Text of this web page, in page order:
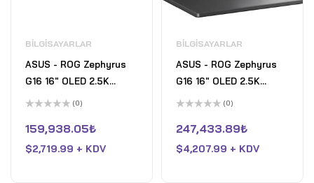
BILGISAYARLAR
ASUS - ROG Zephyrus
G16 16" OLED 2.5K
240Hz Gaming Laptop -
RAM - NVIDIA GeForce
RTX 5070 - 1TB SSD -
üzerinden
0
aldı
(0)
159,938.05₺
$2,719.99 + KDV
BILGISAYARLAR
ASUS - ROG Zephyrus
G16 16" OLED 2.5K
240Hz Gaming Laptop -
32GB RAM - NVIDIA RTX
5070 Ti - 1TB SSD -
üzerinden
0
aldı
(0)
247,433.89₺
$4,207.99 + KDV